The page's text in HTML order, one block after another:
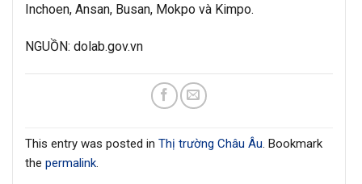
Inchoen, Ansan, Busan, Mokpo và Kimpo.
NGUỒN: dolab.gov.vn
This entry was posted in Thị trường Châu Âu. Bookmark
the permalink.